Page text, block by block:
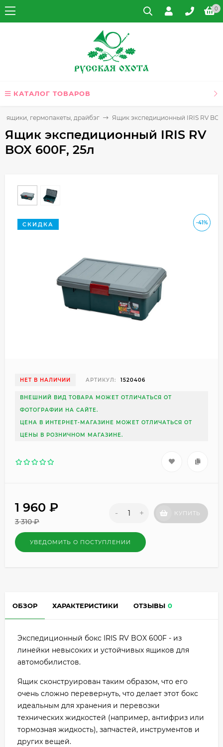
0
КАТАЛОГ ТОВАРОВ
ящики, гермопакеты, драйбэг Ящик экспедиционный IRIS RV
Ящик экспедиционный IRIS RV
BOX 600F, 25л
-41%
СКИДКА
НЕТ В НАЛИЧИИ АРТИКУЛ: 1520406
ВНЕШНИЙ ВИД ТОВАРА МОЖЕТ ОТЛИЧАТЬСЯ ОТ
ФОТОГРАФИИ НА САЙТЕ.
ЦЕНА В ИНТЕРНЕТ-МАГАЗИНЕ МОЖЕТ ОТЛИЧАТЬСЯ ОТ
ЦЕНЫ В РОЗНИЧНОМ МАГАЗИНЕ.
1 960 ₽
3 310₽
- + КУПИТЬ
УВЕДОМИТЬ О ПОСТУПЛЕНИИ
ОБЗОР ХАРАКТЕРИСТИКИ ОТЗЫВЫ 0
Экспедиционный бокс IRIS RV BOX 600F - из
линейки невысоких и устойчивых ящиков для
автомобилистов.
Ящик сконструирован таким образом, что его
очень сложно перевернуть, что делает этот бокс
идеальным для хранения и перевозки
технических жидкостей (например, антифриз или
тормозная жидкость), запчастей, инструментов и
других вещей.